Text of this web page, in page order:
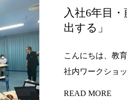
入社6年目
出する」
こんにちは、教
社内ワークショ
READ MORE